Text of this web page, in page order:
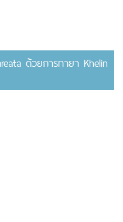
ด้วยการทายา Khelin